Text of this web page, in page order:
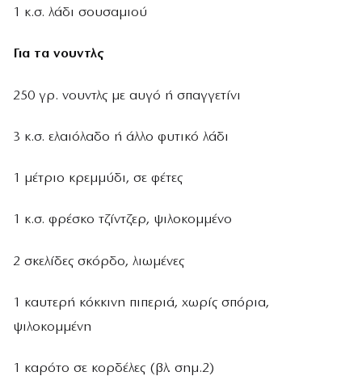
1 κ.σ. λάδι σουσαμιού
Για τα νουντλς
250 γρ. νουντλς με αυγό ή σπαγγετίνι
3 κ.σ. ελαιόλαδο ή άλλο φυτικό λάδι
1 μέτριο κρεμμύδι, σε φέτες
1 κ.σ. φρέσκο τζίντζερ, ψιλοκομμένο
2 σκελίδες σκόρδο, λιωμένες
1 καυτερή κόκκινη πιπεριά, χωρίς σπόρια,
ψιλοκομμένη
1 καρότο σε κορδέλες (βλ. σημ.2)